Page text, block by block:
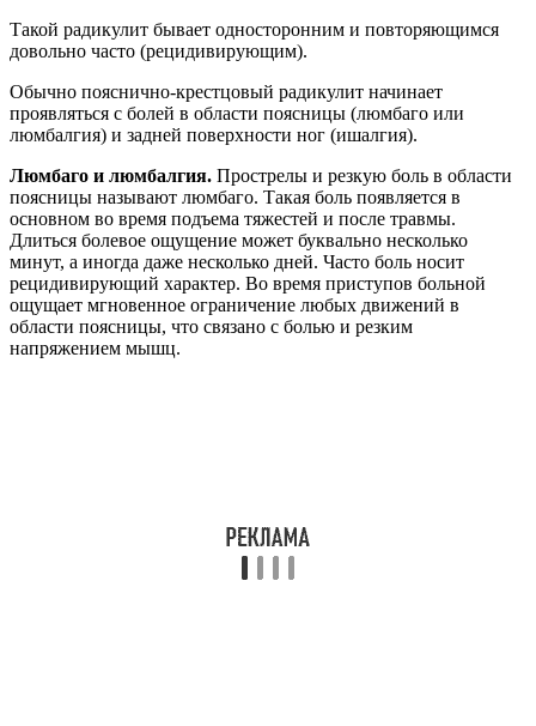
Такой радикулит бывает односторонним и повторяющимся
довольно часто (рецидивирующим).
Обычно пояснично-крестцовый радикулит начинает
проявляться с болей в области поясницы (люмбаго или
люмбалгия) и задней поверхности ног (ишалгия).
Люмбаго и люмбалгия. Прострелы и резкую боль в области
поясницы называют люмбаго. Такая боль появляется в
основном во время подъема тяжестей и после травмы.
Длиться болевое ощущение может буквально несколько
минут, а иногда даже несколько дней. Часто боль носит
рецидивирующий характер. Во время приступов больной
ощущает мгновенное ограничение любых движений в
области поясницы, что связано с болью и резким
напряжением мышц.